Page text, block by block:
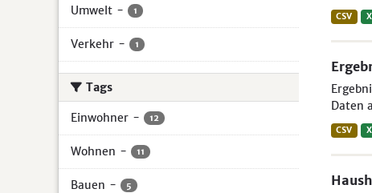
Umwelt - 1
Verkehr - 1
Tags
Einwohner - 12
Wohnen - 11
Bauen - 5
CSV
Daten
CSV